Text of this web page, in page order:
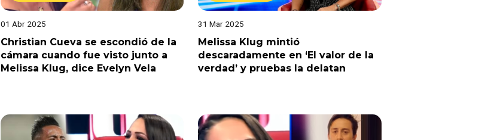
01 Abr 2025
Christian Cueva se escondió de la
cámara cuando fue visto junto a
Melissa Klug, dice Evelyn Vela
31 Mar 2025
Melissa Klug mintió
descaradamente en ‘El valor de la
verdad’ y pruebas la delatan